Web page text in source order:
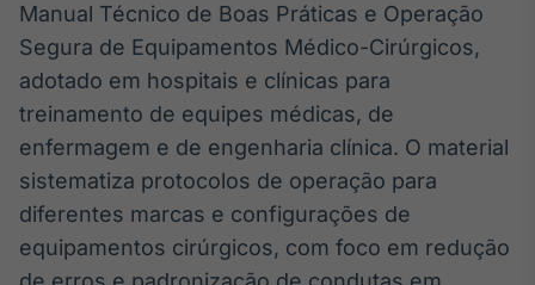
Manual Técnico de Boas Práticas e Operação
Segura de Equipamentos Médico-Cirúrgicos,
adotado em hospitais e clínicas para
treinamento de equipes médicas, de
enfermagem e de engenharia clínica. O material
sistematiza protocolos de operação para
diferentes marcas e configurações de
equipamentos cirúrgicos, com foco em redução